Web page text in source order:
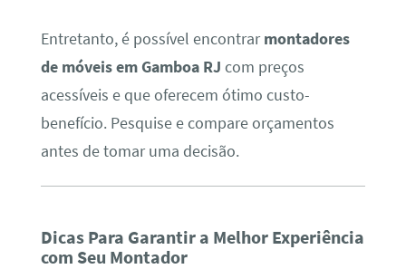
Entretanto, é possível encontrarmontadores
de móveis em Gamboa RJ com preços
acessíveis e que oferecem ótimo custo-
benefício. Pesquise e compare orçamentos
antes de tomar uma decisão.
Dicas Para Garantir a Melhor Experiência
com Seu Montador